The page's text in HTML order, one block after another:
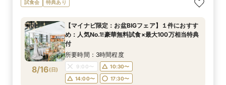
8/15(土)
め：人気No.1!豪華無料試食×最大100万相当特典
所要時間：3時間程度
14:00〜
17:30〜
フェアを予約
8/15(土)
人気料理演出体験
9:00〜
10:30〜
フェアを予約
8/15(土)
パーティー相談会
9:00〜
10:30〜
フェアを予約
8/15(土)
沢空間で叶うW
9:00〜
10:30〜
フェアを予約
8/15(土)
案！コスパ◎相談会
9:00〜
10:30〜
フェアを予約
8/15(土)
程イチから相談会
9:00〜
10:30〜
フェアを予約
試食会 特典あり
8/16(日)
【マイナビ限定：お盆BIGフェア】１件におすす
め：人気No.1!豪華無料試食×最大100万相当特典
付
所要時間：3時間程度
9:00〜
10:30〜
14:00〜
17:30〜